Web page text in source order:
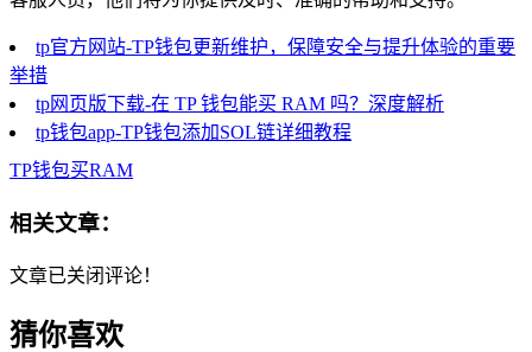
tp官方网站-TP钱包更新维护，保障安全与提升体验的重要
举措
tp网页版下载-在 TP 钱包能买 RAM 吗？深度解析
tp钱包app-TP钱包添加SOL链详细教程
TP钱包买RAM
相关文章：
文章已关闭评论！
猜你喜欢